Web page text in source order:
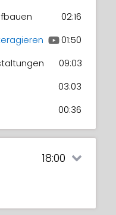
02:16
01:50
09:03
03:03
00:36
18:00